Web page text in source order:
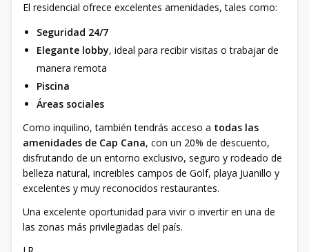
El residencial ofrece excelentes amenidades, tales como:
Seguridad 24/7
Elegante lobby, ideal para recibir visitas o trabajar de
manera remota
Piscina
Áreas sociales
Como inquilino, también tendrás acceso a todas las
amenidades de Cap Cana, con un 20% de descuento,
disfrutando de un entorno exclusivo, seguro y rodeado de
belleza natural, increibles campos de Golf, playa Juanillo y
excelentes y muy reconocidos restaurantes.
Una excelente oportunidad para vivir o invertir en una de
las zonas más privilegiadas del país.